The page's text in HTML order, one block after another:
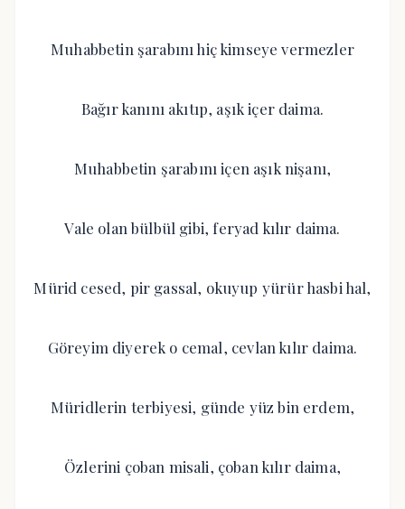
Muhabbetin şarabını hiç kimseye vermezler
Bağır kanını akıtıp, aşık içer daima.
Muhabbetin şarabını içen aşık nişanı,
Vale olan bülbül gibi, feryad kılır daima.
Mürid cesed, pir gassal, okuyup yürür hasbi hal,
Göreyim diyerek o cemal, cevlan kılır daima.
Müridlerin terbiyesi, günde yüz bin erdem,
Özlerini çoban misali, çoban kılır daima,